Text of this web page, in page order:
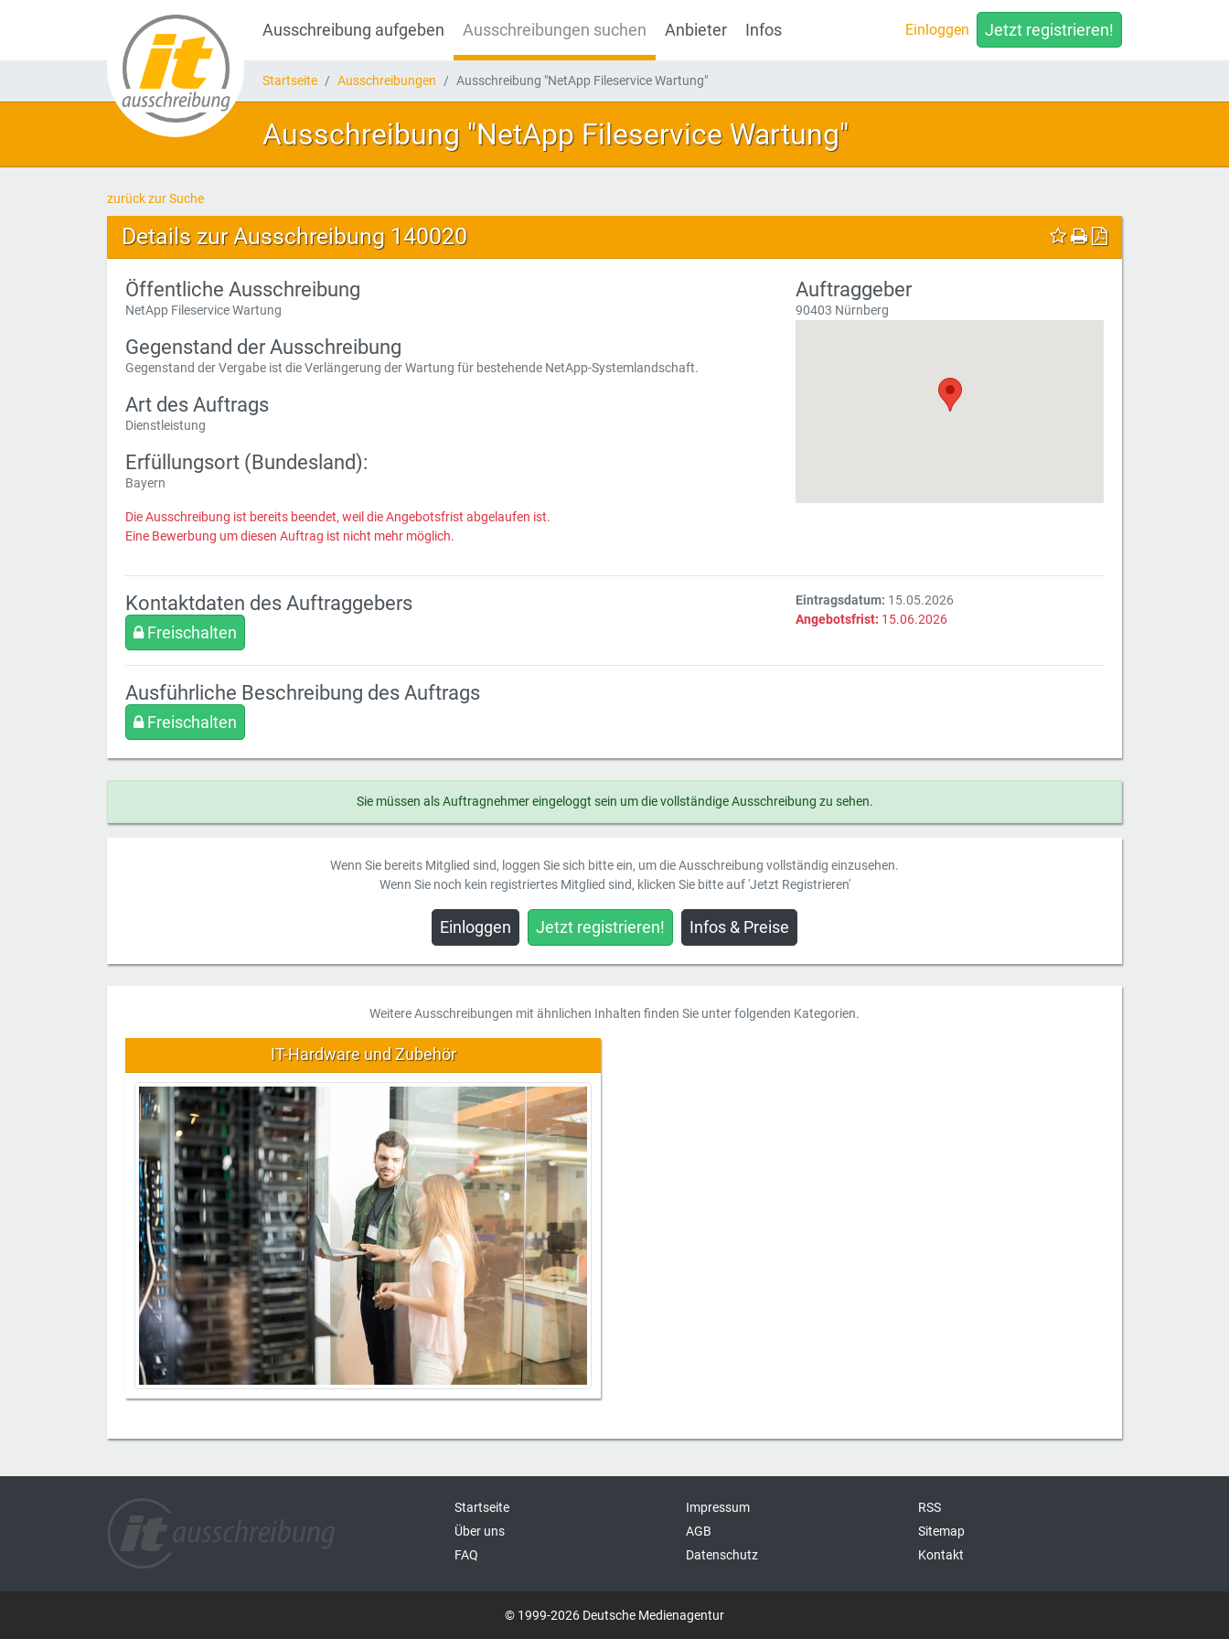
Ausschreibung aufgeben Ausschreibungen suchen Anbieter Infos Einloggen Jetzt registrieren!
Startseite Ausschreibungen Ausschreibung "NetApp Fileservice Wartung"
Ausschreibung "NetApp Fileservice Wartung"
zurück zur Suche
Details zur Ausschreibung 140020
Öffentliche Ausschreibung
NetApp Fileservice Wartung
Gegenstand der Ausschreibung
Gegenstand der Vergabe ist die Verlängerung der Wartung für bestehende NetApp-Systemlandschaft.
Art des Auftrags
Dienstleistung
Erfüllungsort (Bundesland):
Bayern
Die Ausschreibung ist bereits beendet, weil die Angebotsfrist abgelaufen ist.
Eine Bewerbung um diesen Auftrag ist nicht mehr möglich.
Auftraggeber
90403 Nürnberg
Kontaktdaten des Auftraggebers
Freischalten
Eintragsdatum: 15.05.2026
Angebotsfrist: 15.06.2026
Ausführliche Beschreibung des Auftrags
Freischalten
Sie müssen als Auftragnehmer eingeloggt sein um die vollständige Ausschreibung zu sehen.
Wenn Sie bereits Mitglied sind, loggen Sie sich bitte ein, um die Ausschreibung vollständig einzusehen.
Wenn Sie noch kein registriertes Mitglied sind, klicken Sie bitte auf 'Jetzt Registrieren'
Einloggen Jetzt registrieren! Infos & Preise
Weitere Ausschreibungen mit ähnlichen Inhalten finden Sie unter folgenden Kategorien.
IT-Hardware und Zubehör
Startseite
Über uns
FAQ
Impressum
AGB
Datenschutz
RSS
Sitemap
Kontakt
© 1999-2026 Deutsche Medienagentur